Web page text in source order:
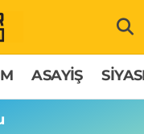
ASAYİŞ
Haritası